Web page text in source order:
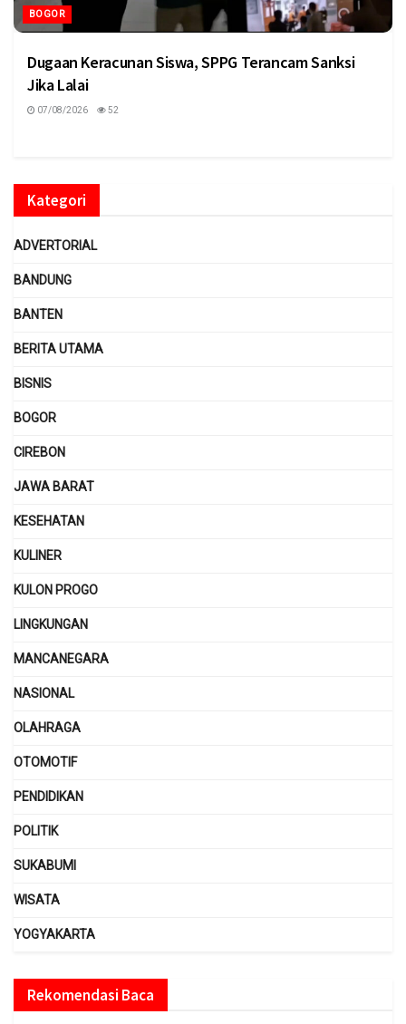
BOGOR
Dugaan Keracunan Siswa, SPPG Terancam Sanksi
Jika Lalai
07/08/2026 52
Kategori
ADVERTORIAL
BANDUNG
BANTEN
BERITA UTAMA
BISNIS
BOGOR
CIREBON
JAWA BARAT
KESEHATAN
KULINER
KULON PROGO
LINGKUNGAN
MANCANEGARA
NASIONAL
OLAHRAGA
OTOMOTIF
PENDIDIKAN
POLITIK
SUKABUMI
WISATA
YOGYAKARTA
Rekomendasi Baca